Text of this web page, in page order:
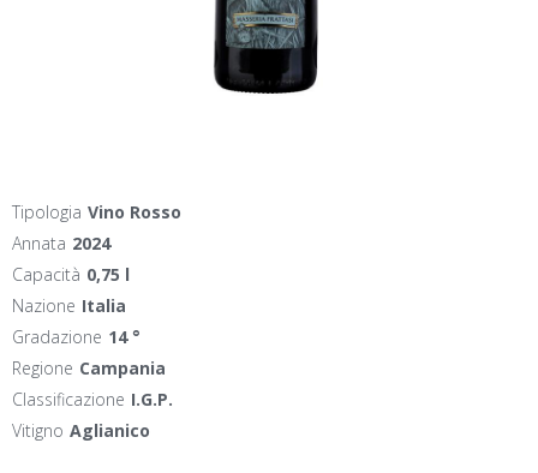
Tipologia Vino Rosso
Annata 2024
Capacità 0,75 l
Nazione Italia
Gradazione 14 °
Regione Campania
Classificazione I.G.P.
Vitigno Aglianico